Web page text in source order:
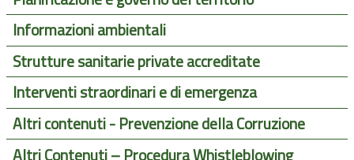
Informazioni ambientali
Strutture sanitarie private accreditate
Interventi straordinari e di emergenza
Altri contenuti - Prevenzione della Corruzione
Altri Contenuti – Procedura Whistleblowing